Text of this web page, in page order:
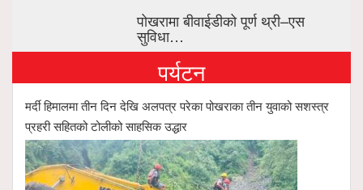
पोखरामा बीवाईडीको पूर्ण थ्री–एस
सुविधा…
पर्यटन
मर्दी हिमालमा तीन दिन देखि अलपत्र परेका पोखराका तीन युवाको सशस्त्र
प्रहरी सहितको टोलीको साहसिक उद्धार